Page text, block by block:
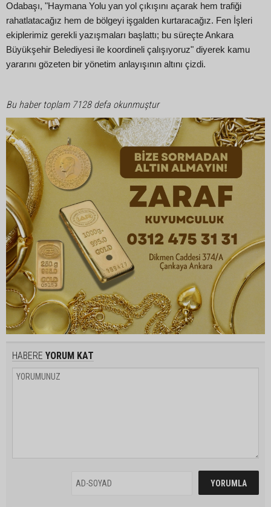
Odabaşı, "Haymana Yolu yan yol çıkışını açarak hem trafiği
rahatlatacağız hem de bölgeyi işgalden kurtaracağız. Fen İşleri
ekiplerimiz gerekli yazışmaları başlattı; bu süreçte Ankara
Büyükşehir Belediyesi ile koordineli çalışıyoruz" diyerek kamu
yararını gözeten bir yönetim anlayışının altını çizdi.
Bu haber toplam 7128 defa okunmuştur
HABERE YORUM KAT